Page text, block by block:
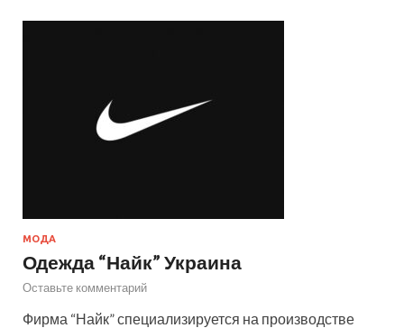
МОДА
Одежда “Найк” Украина
Оставьте комментарий
Фирма “Найк” специализируется на производстве